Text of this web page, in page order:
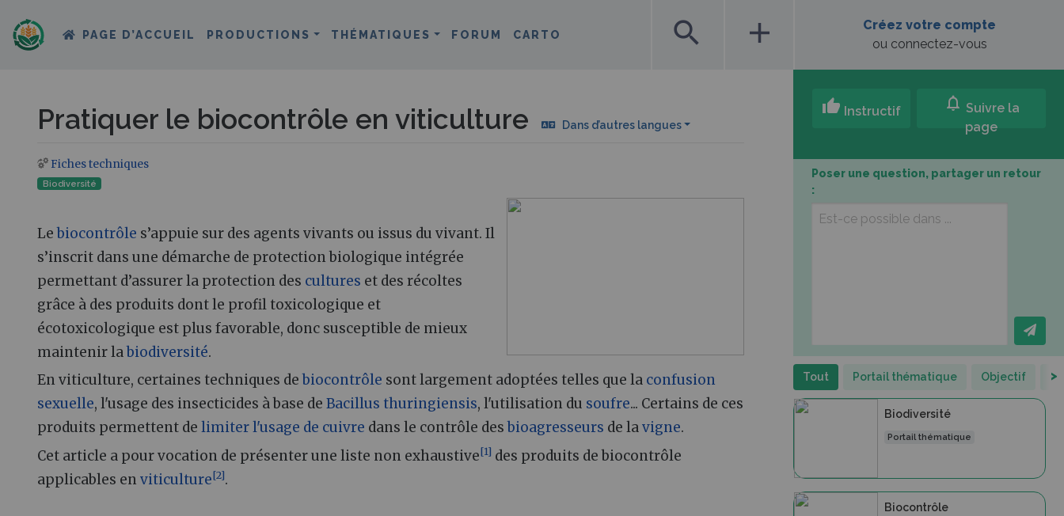
PAGE D’ACCUEIL PRODUCTIONS THÉMATIQUES FORUM CARTO search add
Créez votre compte
ou connectez-vous
Pratiquer le biocontrôle en viticulture Dans d’autres langues
Aller à :navigation
Fiches techniques
Biodiversité
Lebiocontrôle s’appuie sur des agents vivants ou issus du vivant. Il
s’inscrit dans une démarche de protection biologique intégrée
permettant d’assurer la protection des cultures et des récoltes
grâce à des produits dont le profil toxicologique et
écotoxicologique est plus favorable, donc susceptible de mieux
maintenir labiodiversité.
En viticulture, certaines techniques debiocontrôle sont largement adoptées telles que la confusion
sexuelle, l'usage des insecticides à base de Bacillus thuringiensis, l'utilisation du soufre... Certains de ces
produits permettent de limiter l'usage de cuivre dans le contrôle desbioagresseurs de lavigne.
Cet article a pour vocation de présenter une liste non exhaustive[1] des produits de biocontrôle
applicables en viticulture[2].
thumb_up Instructif notifications Suivre la
page
Poser une question, partager un retour
:
Tout Portail thématique Objectif >
Biodiversité
Portail thématique
Biocontrôle